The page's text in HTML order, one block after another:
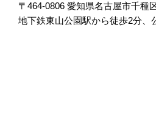
〒464-0806 愛知県名古屋市千種
地下鉄東山公園駅から徒歩2分、